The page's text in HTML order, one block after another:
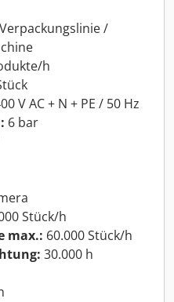
Verpackungslinie /
h
V AC + N + PE / 50 Hz
6 bar
Stück/h
max.: 60.000 Stück/h
30.000 h